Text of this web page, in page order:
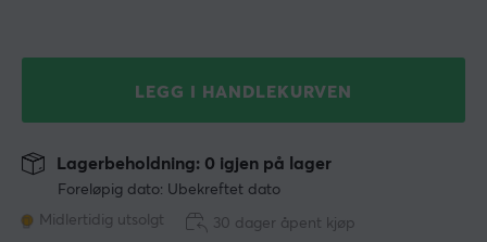
LEGG I HANDLEKURVEN
Foreløpig dato: Ubekreftet dato
Midlertidig utsolgt
Lagerbeholdning: 0 igjen på lager
30 dager åpent kjøp